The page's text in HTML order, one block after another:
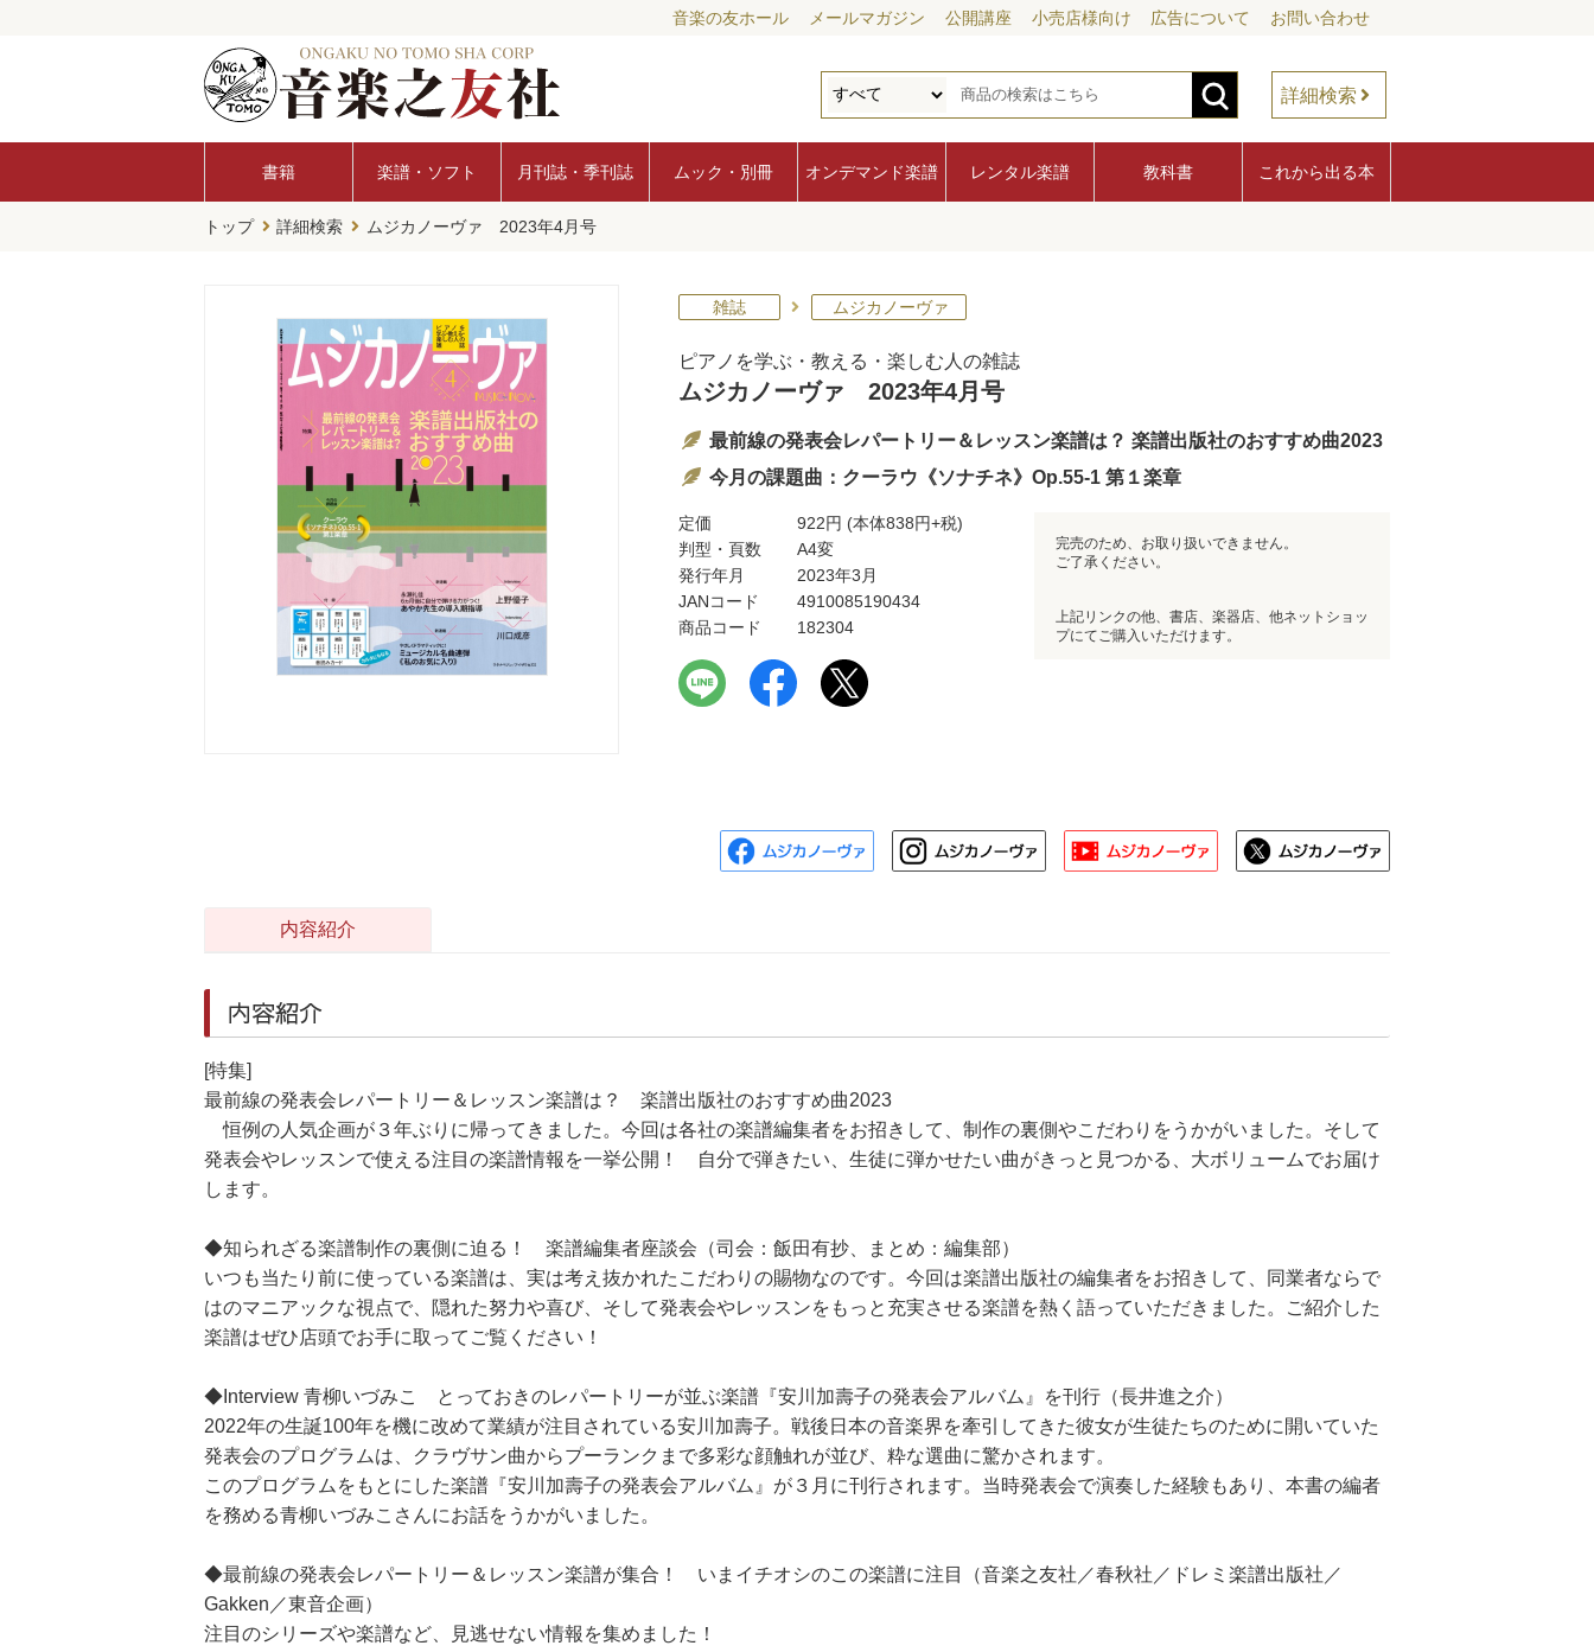
音楽の友ホール メールマガジン 公開講座 小売店様向け 広告について お問い合わせ
詳細検索
書籍 楽譜・ソフト 月刊誌・季刊誌 ムック・別冊 オンデマンド楽譜 レンタル楽譜 教科書 これから出る本
トップ 詳細検索 ムジカノーヴァ 2023年4月号
雑誌 ムジカノーヴァ
ピアノを学ぶ・教える・楽しむ人の雑誌
ムジカノーヴァ 2023年4月号
最前線の発表会レパートリー＆レッスン楽譜は？ 楽譜出版社のおすすめ曲2023
今月の課題曲：クーラウ《ソナチネ》Op.55-1 第１楽章
定価 922円 (本体838円+税)
判型・頁数
A4変
発行年月
2023年3月
JANコード
4910085190434
商品コード
182304
完売のため、お取り扱いできません。
ご了承ください。
上記リンクの他、書店、楽器店、他ネットショッ
プにてご購入いただけます。
内容紹介
内容紹介
[特集]
最前線の発表会レパートリー＆レッスン楽譜は？ 楽譜出版社のおすすめ曲2023
恒例の人気企画が３年ぶりに帰ってきました。今回は各社の楽譜編集者をお招きして、制作の裏側やこだわりをうかがいました。そして
発表会やレッスンで使える注目の楽譜情報を一挙公開！ 自分で弾きたい、生徒に弾かせたい曲がきっと見つかる、大ボリュームでお届け
します。
◆知られざる楽譜制作の裏側に迫る！ 楽譜編集者座談会（司会：飯田有抄、まとめ：編集部）
いつも当たり前に使っている楽譜は、実は考え抜かれたこだわりの賜物なのです。今回は楽譜出版社の編集者をお招きして、同業者ならで
はのマニアックな視点で、隠れた努力や喜び、そして発表会やレッスンをもっと充実させる楽譜を熱く語っていただきました。ご紹介した
楽譜はぜひ店頭でお手に取ってご覧ください！
◆Interview 青柳いづみこ とっておきのレパートリーが並ぶ楽譜『安川加壽子の発表会アルバム』を刊行（長井進之介）
2022年の生誕100年を機に改めて業績が注目されている安川加壽子。戦後日本の音楽界を牽引してきた彼女が生徒たちのために開いていた
発表会のプログラムは、クラヴサン曲からプーランクまで多彩な顔触れが並び、粋な選曲に驚かされます。
このプログラムをもとにした楽譜『安川加壽子の発表会アルバム』が３月に刊行されます。当時発表会で演奏した経験もあり、本書の編者
を務める青柳いづみこさんにお話をうかがいました。
◆最前線の発表会レパートリー＆レッスン楽譜が集合！ いまイチオシのこの楽譜に注目（音楽之友社／春秋社／ドレミ楽譜出版社／
Gakken／東音企画）
注目のシリーズや楽譜など、見逃せない情報を集めました！